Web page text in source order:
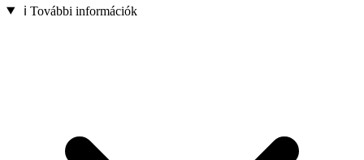
ℹ️ További információk